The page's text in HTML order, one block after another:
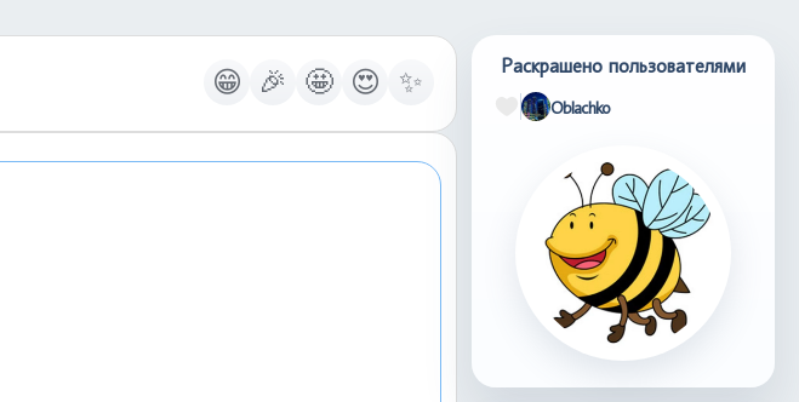
😁 🎉 🤩 😍 ✨ Раскрашено пользователями
Oblachko